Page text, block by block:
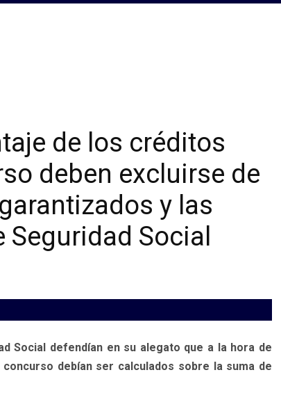
de los créditos
deben excluirse de
y las
Social
Social defendían en su alegato que a la hora de
debían ser calculados sobre la suma de